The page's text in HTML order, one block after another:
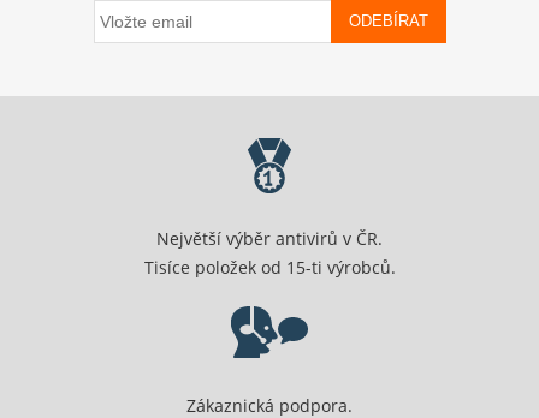
ODEBÍRAT
Největší výběr antivirů v ČR.
Tisíce položek od 15-ti výrobců.
Zákaznická podpora.